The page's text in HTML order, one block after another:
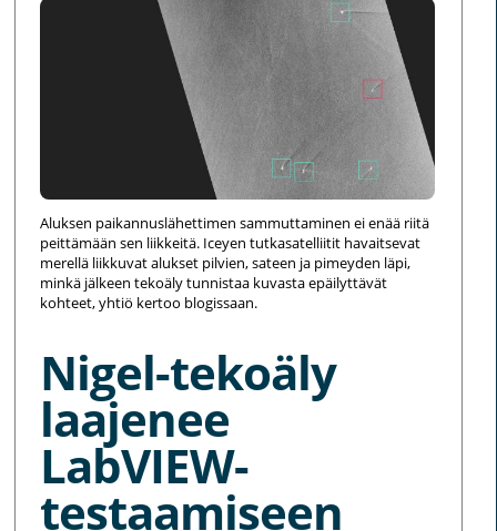
Aluksen paikannuslähettimen sammuttaminen ei enää riitä
peittämään sen liikkeitä. Iceyen tutkasatelliitit havaitsevat
merellä liikkuvat alukset pilvien, sateen ja pimeyden läpi,
minkä jälkeen tekoäly tunnistaa kuvasta epäilyttävät
kohteet, yhtiö kertoo blogissaan.
Nigel-tekoäly
laajenee
LabVIEW-
testaamiseen